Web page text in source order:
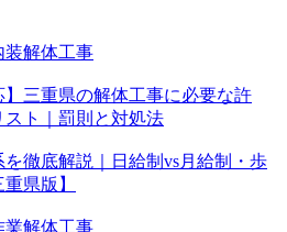
装解体工事
】三重県の解体工事に必要な許
ト｜罰則と対処法
徹底解説｜日給制vs月給制・歩
県版】
業解体工事